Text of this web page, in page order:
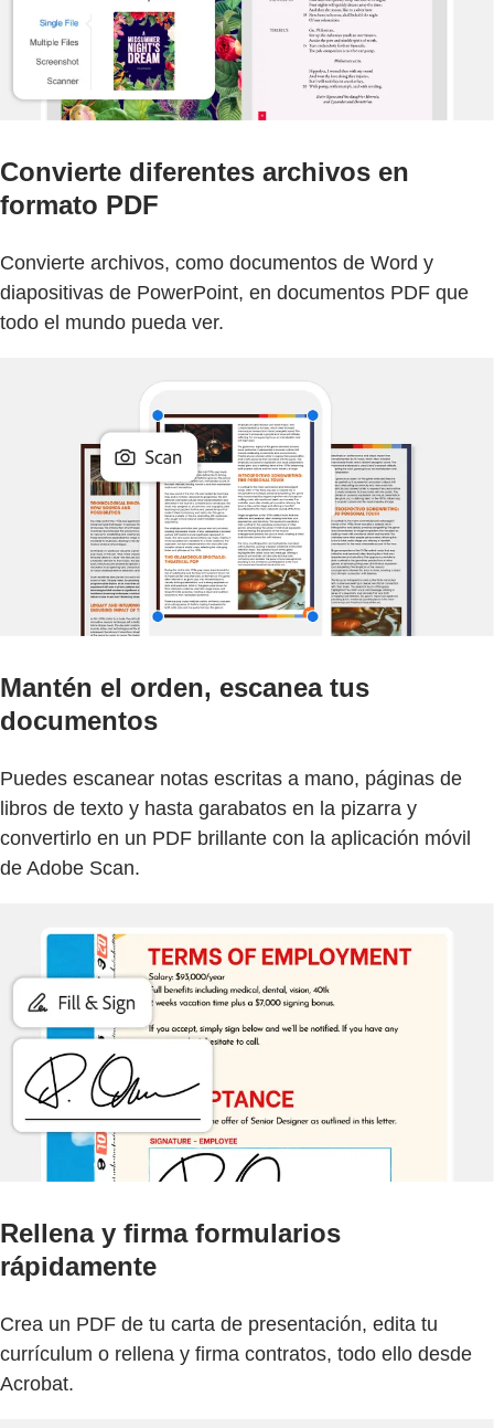
Convierte diferentes archivos en
formato PDF
Convierte archivos, como documentos de Word y
diapositivas de PowerPoint, en documentos PDF que
todo el mundo pueda ver.
Mantén el orden, escanea tus
documentos
Puedes escanear notas escritas a mano, páginas de
libros de texto y hasta garabatos en la pizarra y
convertirlo en un PDF brillante con la aplicación móvil
de Adobe Scan.
Rellena y firma formularios
rápidamente
Crea un PDF de tu carta de presentación, edita tu
currículum o rellena y firma contratos, todo ello desde
Acrobat.